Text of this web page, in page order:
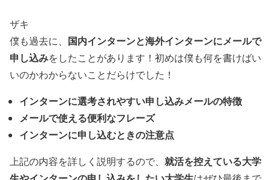
ザキ
僕も過去に、 国内インターンと海外インターンにメールで
申し込みをしたことがあります！初めは僕も何を書けばい
いのかわからないことだらけでした！
インターンに選考されやすい申し込みメールの特徴
メールで使える便利なフレーズ
インターンに申し込むときの注意点
上記の内容を詳しく説明するので、 就活を控えている大学